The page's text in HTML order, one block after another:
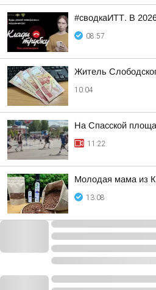
#сводкаИТТ. В
08:57
Житель
10:04
На Спасской
11:22
Молодая мама из
13:08